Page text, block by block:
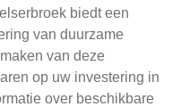
biedt een
van duurzame
van deze
op uw investering in
over beschikbare